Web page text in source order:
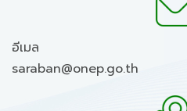
อีเมล
saraban@onep.go.th